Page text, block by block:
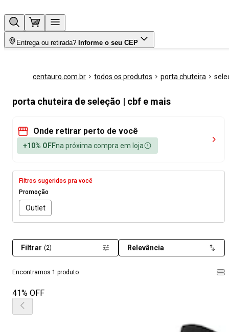
Entrega ou retirada? Informe o seu CEP
centauro.com.br todos os produtos porta chuteira
porta chuteira de seleção | cbf e mais
Onde retirar perto de você
+10% OFFna próxima compra em loja
Filtros sugeridos pra você
Promoção
Outlet
Encontramos 1 produto
Filtrar (2) Relevância
41% OFF